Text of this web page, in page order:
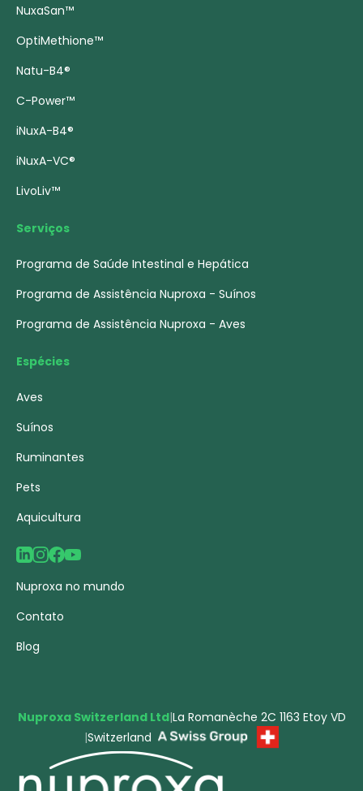
NuxaSan™
OptiMethione™
Natu-B4®
C-Power™
iNuxA-B4®
iNuxA-VC®
LivoLiv™
Serviços
Programa de Saúde Intestinal e Hepática
Programa de Assistência Nuproxa - Suínos
Programa de Assistência Nuproxa - Aves
Espécies
Aves
Suínos
Ruminantes
Pets
Aquicultura
Nuproxa no mundo
Contato
Blog
Nuproxa Switzerland Ltd|La Romanèche 2C 1163 Etoy VD
|Switzerland